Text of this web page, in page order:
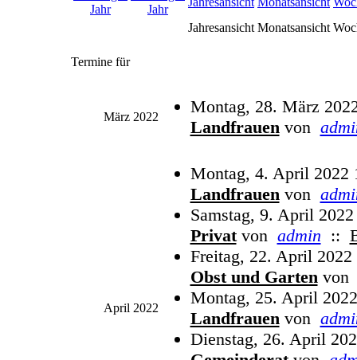
Jahresansicht Monatsansicht
Termine für
März 2022
Montag, 28. März
Landfrauenvon
April 2022
Montag, 4. April 2022
Landfrauenvon
Samstag, 9. April 2022
Privatvon admin ::
Freitag, 22. April 2022
Obst und Gartenvon
Montag, 25. April
Landfrauenvon
Dienstag, 26. April